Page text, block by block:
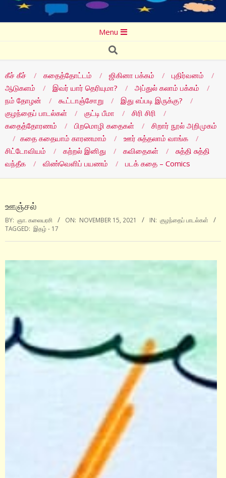
Menu
Search
கீச் கீச் கதைத்தோட்டம் ஜிகினா பக்கம்
புதிர்வனம்
ஆடுகளம்
இவர் யார் தெரியுமா?
அப்துல் கலாம் பக்கம்
நம் தோழன்
கூட்டாஞ்சோறு
இது எப்படி இருக்கு?
குழந்தைப் பாடல்கள்
குட்டி பீமா
சிரி சிரி
கதைத்தோரணம்
பிறமொழி கதைகள்
சிறார் நூல் அறிமுகம்
கதை கதையாம் காரணமாம்
ஊர் சுத்தலாம் வாங்க
சிட்டோவியம்
கற்றல் இனிது கவிதைகள்
சுத்தி சுத்தி
வந்தீக
விண்வெளிப் பயணம் படக் கதை – Comics
ஊஞ்சல்
BY: ஞா. கலையரசி ON: NOVEMBER 15, 2021 IN: குழந்தைப் பாடல்கள்
TAGGED: இதழ் - 17